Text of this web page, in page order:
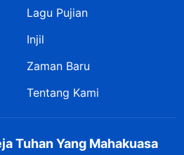
Lagu Pujian
Injil
Zaman Baru
Tentang Kami
Tuhan Yang Mahakuasa